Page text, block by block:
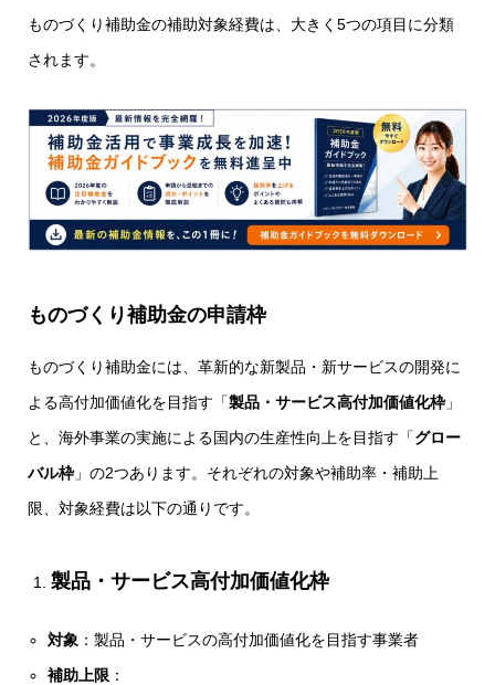
ものづくり補助金の補助対象経費は、大きく5つの項目に分類
されます。
ものづくり補助金の申請枠
ものづくり補助金には、革新的な新製品・新サービスの開発に
よる高付加価値化を目指す「製品・サービス高付加価値化枠 」
と、海外事業の実施による国内の生産性向上を目指す「グロー
バル枠 」の2つあります。それぞれの対象や補助率・補助上
限、対象経費は以下の通りです。
製品・サービス高付加価値化枠
対象 ：製品・サービスの高付加価値化を目指す事業者
補助上限 ：